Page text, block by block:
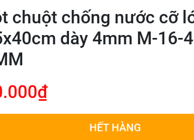
chuột chống nước cỡ
dày 4mm M-16-
HẾT HÀNG